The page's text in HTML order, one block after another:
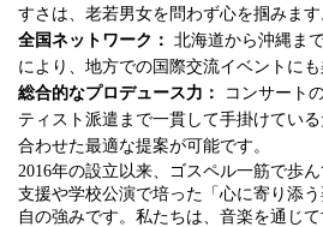
すさは、老若男女を問わず心を掴みます
全国ネットワーク： 北海道から沖縄ま
により、地方での国際交流イベントにも
総合的なプロデュース力：
コンサート
ティスト派遣まで一貫して手掛けてい
合わせた最適な提案が可能です。
2016年の設立以来、ゴスペル一筋で歩
支援や学校公演で培った「心に寄り添
自の強みです。私たちは、音楽を通じ